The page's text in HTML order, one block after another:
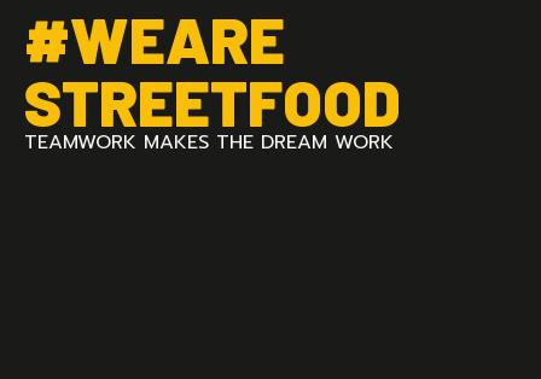
#WEARE
STREETFOOD
TEAMWORK MAKES THE DREAM WORK